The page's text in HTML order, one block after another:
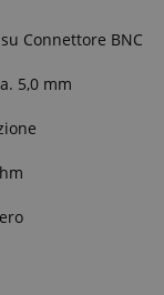
Connettore BNC
5,0 mm